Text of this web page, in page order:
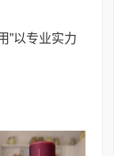
”以专业实力